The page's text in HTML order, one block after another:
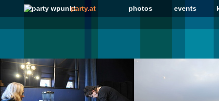
party.at photos events